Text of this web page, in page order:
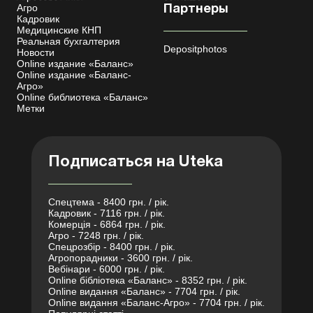
Агро
Кадровик
Медицинские КНП
Реальная бухгалтерия
Новости
Online издание «Баланс»
Online издание «Баланс-
Агро»
Online библиотека «Баланс»
Метки
Партнеры
Depositphotos
Подписаться на Uteka
Спецтема - 8400 грн. / рік.
Кадровик - 7116 грн. / рік.
Комерція - 6864 грн. / рік.
Агро - 7248 грн. / рік.
Спецрозбір - 8400 грн. / рік.
Агропорадники - 3600 грн. / рік.
Вебінари - 6000 грн. / рік.
Online бібліотека «Баланс» - 8352 грн. / рік.
Online видання «Баланс» - 7704 грн. / рік.
Online видання «Баланс-Агро» - 7704 грн. / рік.